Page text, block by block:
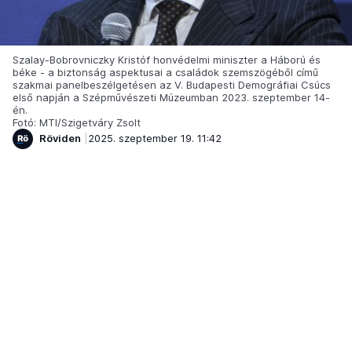
Szalay-Bobrovniczky Kristóf honvédelmi miniszter a Háború és
béke - a biztonság aspektusai a családok szemszögéből című
szakmai panelbeszélgetésen az V. Budapesti Demográfiai Csúcs
első napján a Szépművészeti Múzeumban 2023. szeptember 14-
én.
Fotó: MTI/Szigetváry Zsolt
Röviden
2025. szeptember 19. 11:42